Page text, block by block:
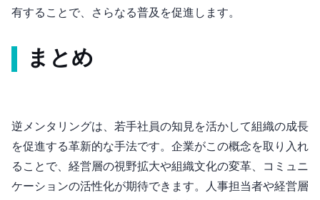
有することで、さらなる普及を促進します。
まとめ
逆メンタリングは、若手社員の知見を活かして組織の成長
を促進する革新的な手法です。企業がこの概念を取り入れ
ることで、経営層の視野拡大や組織文化の変革、コミュニ
ケーションの活性化が期待できます。人事担当者や経営層